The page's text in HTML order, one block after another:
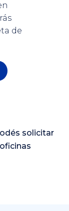
de
solicitar